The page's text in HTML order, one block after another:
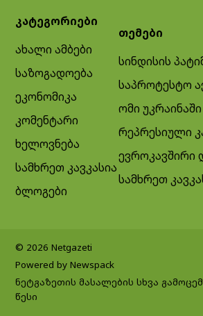
კატეგორიები
ახალი ამბები
საზოგადოება
ეკონომიკა
კომენტარი
ხელოვნება
სამხრეთ კავკასია
ბლოგები
თემები
სინდისის
საპროტესტო
ომი უკრაინაში
რეპრესიული
ევროკავშირი
სამხრეთ
© 2026 Netgazeti
Powered by Newspack
ნეტგაზეთის მასალების სხვა
წესი